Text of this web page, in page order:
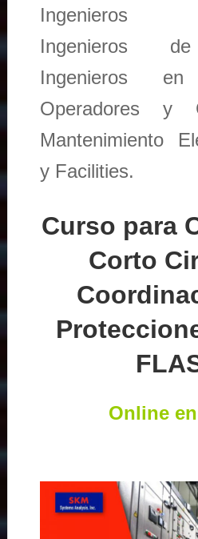
Ingenieros
Ingenieros
Ingenieros en
Operadores y
Mantenimiento
y Facilities.
Curso para
Corto
Online